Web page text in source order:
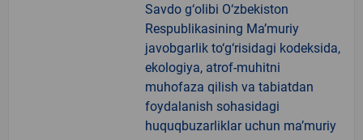
Savdo g‘olibi O‘zbekiston
Respublikasining Ma’muriy
javobgarlik to‘g‘risidagi kodeksida,
ekologiya, atrof-muhitni
muhofaza qilish va tabiatdan
foydalanish sohasidagi
huquqbuzarliklar uchun ma’muriy